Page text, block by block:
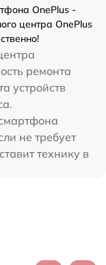
OnePlus -
центра OnePlus
ремонта
устройств
не требует
технику в